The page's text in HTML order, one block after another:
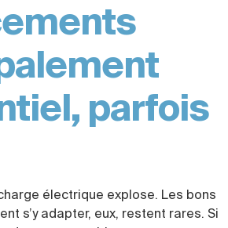
parfois
électrique explose. Les bons
s’y adapter, eux, restent rares. Si